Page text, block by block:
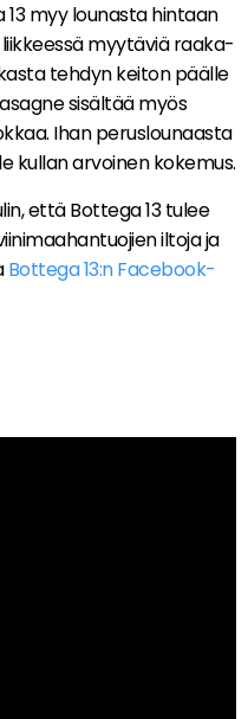
myy lounasta hintaan
myytäviä raaka-
tehdyn keiton päälle
sisältää myös
Ihan peruslounaasta
kullan arvoinen kokemus.
että Bottega 13 tulee
iltoja ja
Bottega 13:n Facebook-